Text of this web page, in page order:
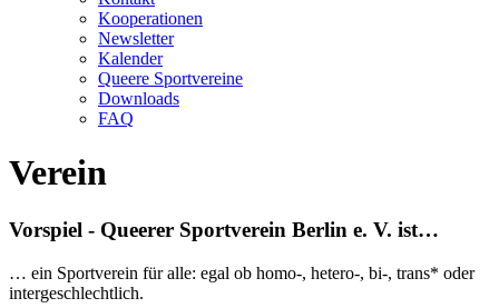
Kooperationen
Newsletter
Kalender
Queere Sportvereine
Downloads
FAQ
Verein
Vorspiel - Queerer Sportverein Berlin e. V. ist…
… ein Sportverein für alle: egal ob homo-, hetero-, bi-, trans* oder
intergeschlechtlich.